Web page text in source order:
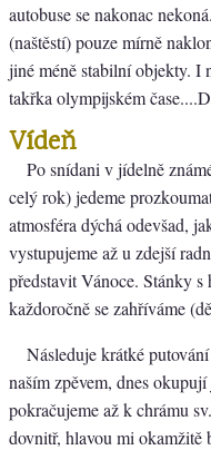
autobuse se nakonac
(naštěstí) pouze mírně
jiné méně stabilní objekty. I
takřka olympijském
Vídeň
Po snídani v jídelně
celý rok) jedeme
atmosféra dýchá odevšad,
vystupujeme až u zdejší
představit Vánoce. Stánky
každoročně se zahříváme
Následuje krátké
naším zpěvem, dnes
pokračujeme až k chrámu
dovnitř, hlavou mi